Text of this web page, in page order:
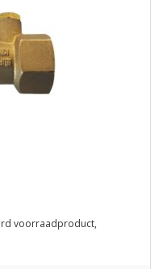
voorraadproduct,